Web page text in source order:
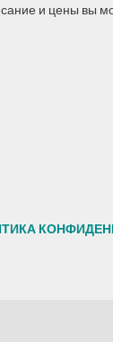
и цены вы